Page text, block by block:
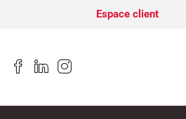
Espace client